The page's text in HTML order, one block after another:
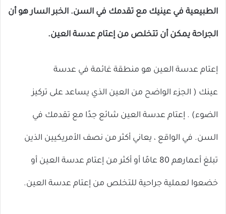
الطبيعية في عينيك مع تقدمك في السن. الخبر السار هو أن
الجراحة يمكن أن تتخلص من إعتام عدسة العين.
إعتام عدسة العين هو منطقة غائمة في عدسة
عينك ( الجزء الواضح من العين الذي يساعد على تركيز
الضوء) . إعتام عدسة العين شائع جدًا مع تقدمك في
السن. في الواقع ، يعاني أكثر من نصف الأمريكيين الذين
تبلغ أعمارهم 80 عامًا أو أكثر من إعتام عدسة العين أو
خضعوا لعملية جراحية للتخلص من إعتام عدسة العين.